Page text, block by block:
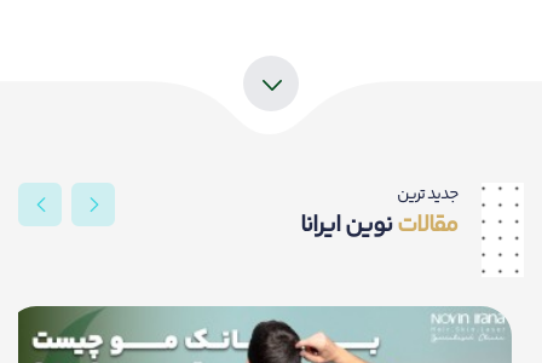
جدید ترین
مقالاتنوین ایرانا